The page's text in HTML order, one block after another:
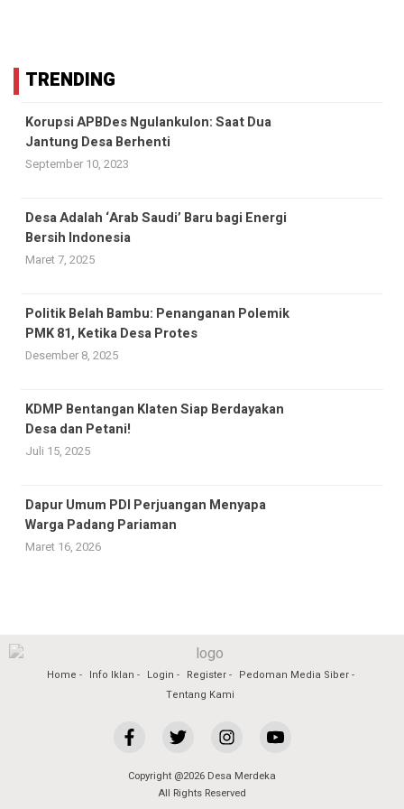
TRENDING
Korupsi APBDes Ngulankulon: Saat Dua
Jantung Desa Berhenti
September 10, 2023
Desa Adalah ‘Arab Saudi’ Baru bagi Energi
Bersih Indonesia
Maret 7, 2025
Politik Belah Bambu: Penanganan Polemik
PMK 81, Ketika Desa Protes
Desember 8, 2025
KDMP Bentangan Klaten Siap Berdayakan
Desa dan Petani!
Juli 15, 2025
Dapur Umum PDI Perjuangan Menyapa
Warga Padang Pariaman
Maret 16, 2026
Home Info Iklan Login Register
Pedoman Media Siber
Tentang Kami
Copyright @2026 Desa Merdeka
All Rights Reserved